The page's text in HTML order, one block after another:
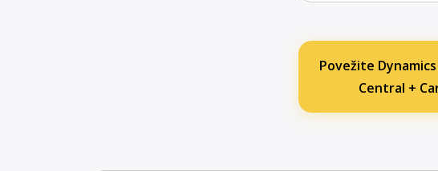
Povežite
Central +